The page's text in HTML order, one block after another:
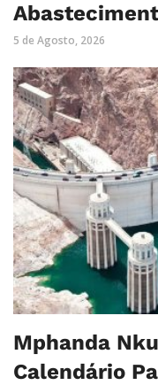
5 de Agosto, 2026
Mphanda
Calendário